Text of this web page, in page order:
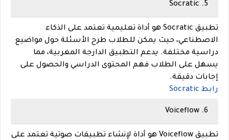
5.
Socratic
تطبيق Socratic هو أداة تعليمية تعتمد على الذكاء
الاصطناعي، حيث يمكن للطلاب طرح الأسئلة حول مواضيع
دراسية مختلفة. يدعم التطبيق الدارجة المغربية، مما
يسهل على الطلاب فهم المحتوى الدراسي والحصول على
إجابات دقيقة.
رابط Socratic
6.
Voiceflow
تطبيق Voiceflow هو أداة لإنشاء تطبيقات صوتية تعتمد على